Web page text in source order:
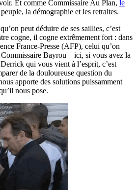
Et comme Commissaire Au Plan, le
la démographie et les retraites.
peut déduire de ses saillies, c’est
cogne, il cogne extrêmement fort : dans
France-Presse (AFP), celui qu’on
Bayrou – ici, si vous avez la
qui vous vient à l’esprit, c’est
de la douloureuse question du
apporte des solutions puissamment
nous pose.